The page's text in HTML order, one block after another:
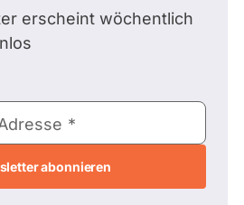
erscheint wöchentlich